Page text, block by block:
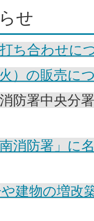
せ
ち合わせに
）の販売に
防署中央分
消防署」に
建物の増改